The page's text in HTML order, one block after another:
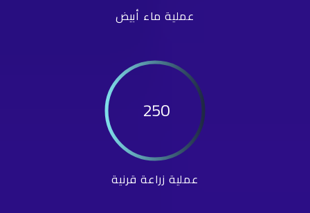
عملية ماء أبيض
250
عملية زراعة قرنية